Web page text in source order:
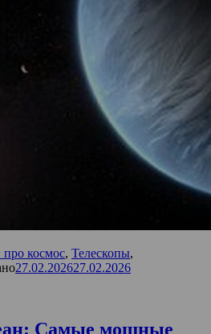
космос, Телескопы,
27.02.202627.02.2026
Самые мощные